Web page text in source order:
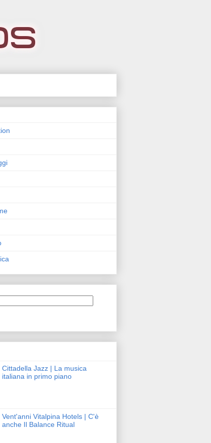
Cittadella Jazz | La musica
italiana in primo piano
Vent'anni Vitalpina Hotels | C'è
anche Il Balance Ritual